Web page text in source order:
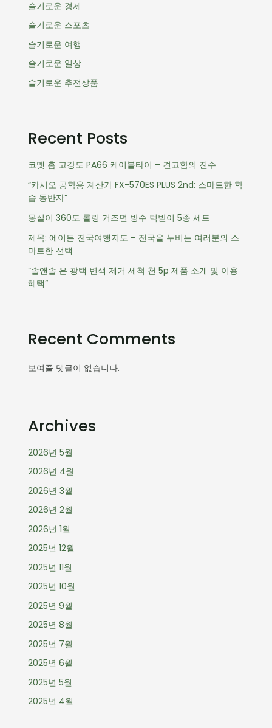
슬기로운 경제
슬기로운 스포츠
슬기로운 여행
슬기로운 일상
슬기로운 추전상품
Recent Posts
코멧 홈 고강도 PA66 케이블타이 – 견고함의 진수
“카시오 공학용 계산기 FX-570ES PLUS 2nd: 스마트한 학
습 동반자”
몽실이 360도 롤링 거즈면 방수 턱받이 5종 세트
제목: 에이든 전국여행지도 – 전국을 누비는 여러분의 스
마트한 선택
“솔앤솔 은 광택 변색 제거 세척 천 5p 제품 소개 및 이용
혜택”
Recent Comments
보여줄 댓글이 없습니다.
Archives
2026년 5월
2026년 4월
2026년 3월
2026년 2월
2026년 1월
2025년 12월
2025년 11월
2025년 10월
2025년 9월
2025년 8월
2025년 7월
2025년 6월
2025년 5월
2025년 4월